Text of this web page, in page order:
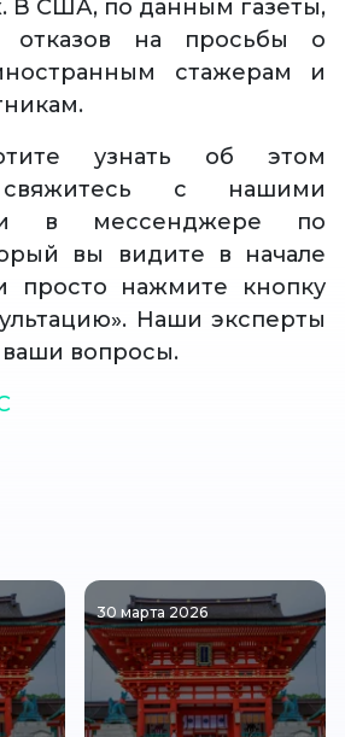
В США, по данным газеты,
отказов на просьбы о
стажерам и
узнать об этом
свяжитесь с нашими
в мессенджере по
вы видите в начале
просто нажмите кнопку
Наши эксперты
ваши вопросы.
30 марта 2026